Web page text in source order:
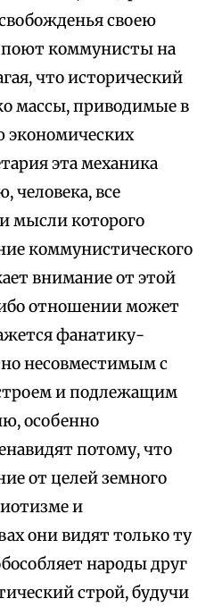
своею
поют коммунисты на
что исторический
массы, приводимые в
эта механика
человека, все
мысли которого
коммунистического
внимание от этой
отношении может
фанатику-
несовместимым с
и подлежащим
особенно
потому, что
от целей земного
и
они видят только ту
народы друг
строй, будучи